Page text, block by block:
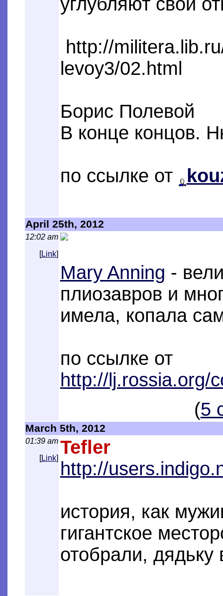
http://
levoy3/02.html
Борис Полевой
В конце концов.
по ссылке от
April 25th, 2012
12:02 am
[Link]
Mary Anning -
плиозавров и
имела, копала
по ссылке от
http://lj.rossia.org/
(5
March 5th, 2012
01:39 am
[Link]
Tefler
http://
история, как
гигантское
отобрали, дядьку